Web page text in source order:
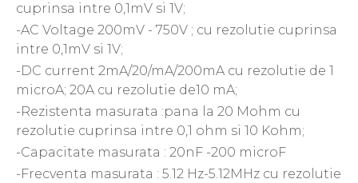
cuprinsa intre 0,1mV si 1V;
-AC Voltage 200mV - 750V ; cu rezolutie cuprinsa
intre 0,1mV si 1V;
-DC current 2mA/20/mA/200mA cu rezolutie de 1
microA; 20A cu rezolutie de10 mA;
-Rezistenta masurata :pana la 20 Mohm cu
rezolutie cuprinsa intre 0,1 ohm si 10 Kohm;
-Capacitate masurata : 20nF -200 microF
-Frecventa masurata : 5.12 Hz-5.12MHz cu rezolutie